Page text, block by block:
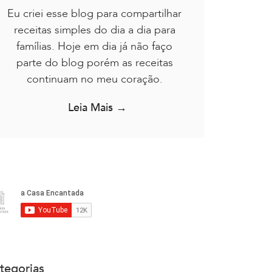
Eu criei esse blog para compartilhar
receitas simples do dia a dia para
famílias. Hoje em dia já não faço
parte do blog porém as receitas
continuam no meu coração.
Leia Mais →